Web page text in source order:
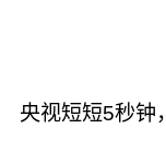
央视短短5秒钟